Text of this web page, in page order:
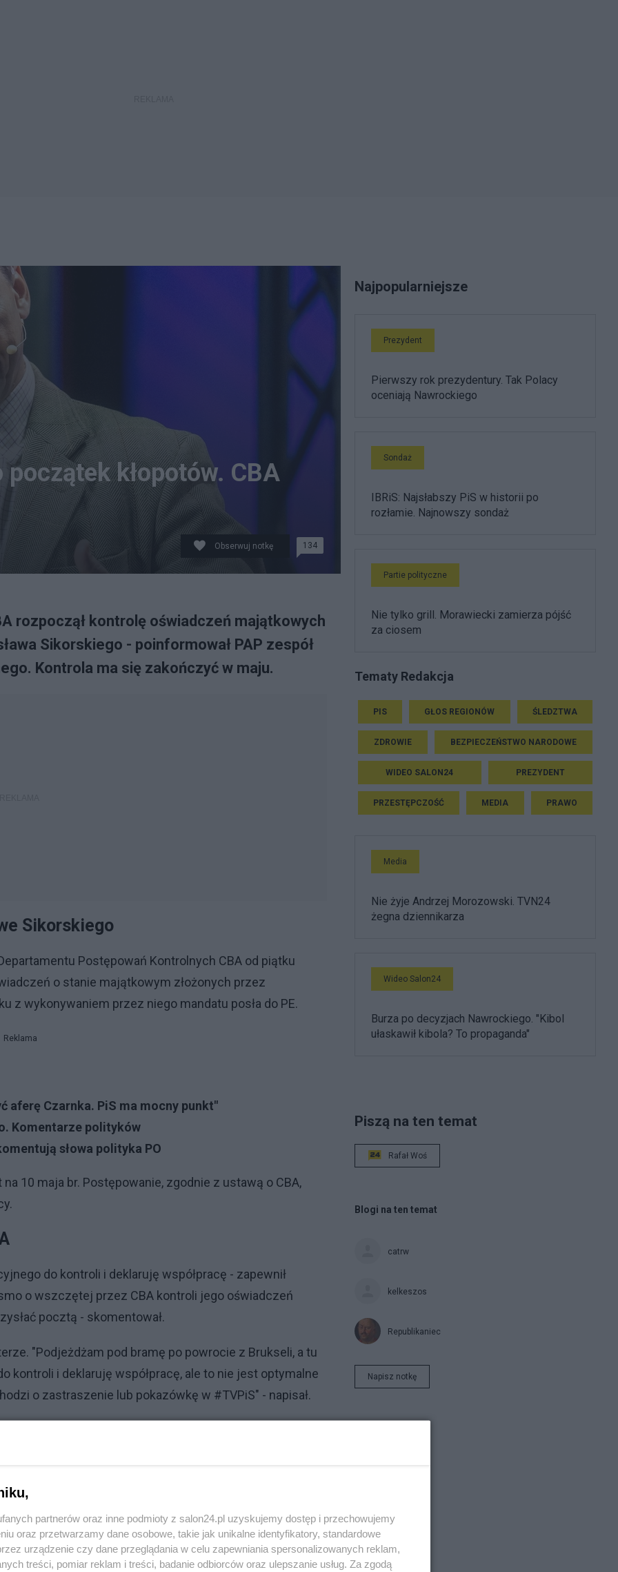
kłopotów. CBA
Obserwuj notkę 134
rozpoczął kontrolę oświadczeń majątkowych
Sikorskiego - poinformował PAP zespół
Kontrola ma się zakończyć w maju.
Sikorskiego
Postępowań Kontrolnych CBA od piątku
o stanie majątkowym złożonych przez
z wykonywaniem przez niego mandatu posła do PE.
Reklama
aferę Czarnka. PiS ma mocny punkt"
Komentarze polityków
słowa polityka PO
10 maja br. Postępowanie, zgodnie z ustawą o CBA,
do kontroli i deklaruję współpracę - zapewnił
o wszczętej przez CBA kontroli jego oświadczeń
pocztą - skomentował.
"Podjeżdżam pod bramę po powrocie z Brukseli, a tu
kontroli i deklaruję współpracę, ale to nie jest optymalne
o zastraszenie lub pokazówkę w #TVPiS" - napisał.
funkcjonariuszy do prowadzenia kontroli.
Najpopularniejsze
Prezydent
Pierwszy rok prezydentury. Tak Polacy
oceniają Nawrockiego
Sondaż
IBRiS: Najsłabszy PiS w historii po
rozłamie. Najnowszy sondaż
Partie polityczne
Nie tylko grill. Morawiecki zamierza pójść
za ciosem
Tematy Redakcja
PIS GŁOS REGIONÓW ŚLEDZTWA
ZDROWIE BEZPIECZEŃSTWO NARODOWE
WIDEO SALON24 PREZYDENT
PRZESTĘPCZOŚĆ MEDIA PRAWO
Media
Nie żyje Andrzej Morozowski. TVN24
żegna dziennikarza
Wideo Salon24
Burza po decyzjach Nawrockiego. "Kibol
ułaskawił kibola? To propaganda"
Piszą na ten temat
Rafał Woś
Blogi na ten temat
catrw
kelkeszos
Republikaniec
Napisz notkę
partnerów oraz inne podmioty z salon24.pl uzyskujemy dostęp i przechowujemy
oraz przetwarzamy dane osobowe, takie jak unikalne identyfikatory, standardowe
urządzenie czy dane przeglądania w celu zapewniania spersonalizowanych reklam,
treści, pomiar reklam i treści, badanie odbiorców oraz ulepszanie usług. Za zgodą